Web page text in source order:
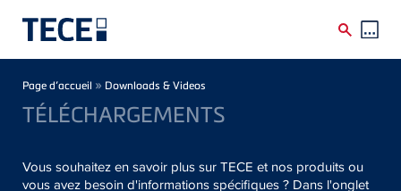
Breadcrumb
Page d’accueil » Downloads & Videos
TÉLÉCHARGEMENTS
Vous souhaitez en savoir plus sur TECE et nos produits ou
vous avez besoin d'informations spécifiques ? Dans l'onglet